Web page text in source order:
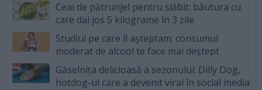
Ceai de pătrunjel pentru slăbit: băutura cu
care dai jos 5 kilograme în 3 zile
Studiul pe care îl așteptam: consumul
moderat de alcool te face mai deștept
Găselnița delicioasă a sezonului: Dilly Dog,
hotdog-ul care a devenit viral în social media